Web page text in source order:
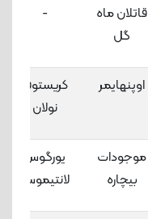
قاتلان ماه
گل
-
اوپنهایمر
کریستوفر
نولان
موجودات
بیچاره
یورگوس
لانتیموس